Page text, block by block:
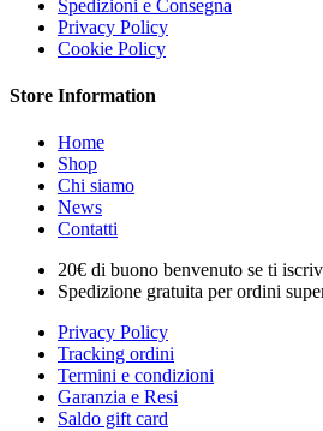
Spedizioni e Consegna
Privacy Policy
Cookie Policy
Store Information
Home
Shop
Chi siamo
News
Contatti
20€ di buono benvenuto se ti
Spedizione gratuita per ordini
Privacy Policy
Tracking ordini
Termini e condizioni
Garanzia e Resi
Saldo gift card